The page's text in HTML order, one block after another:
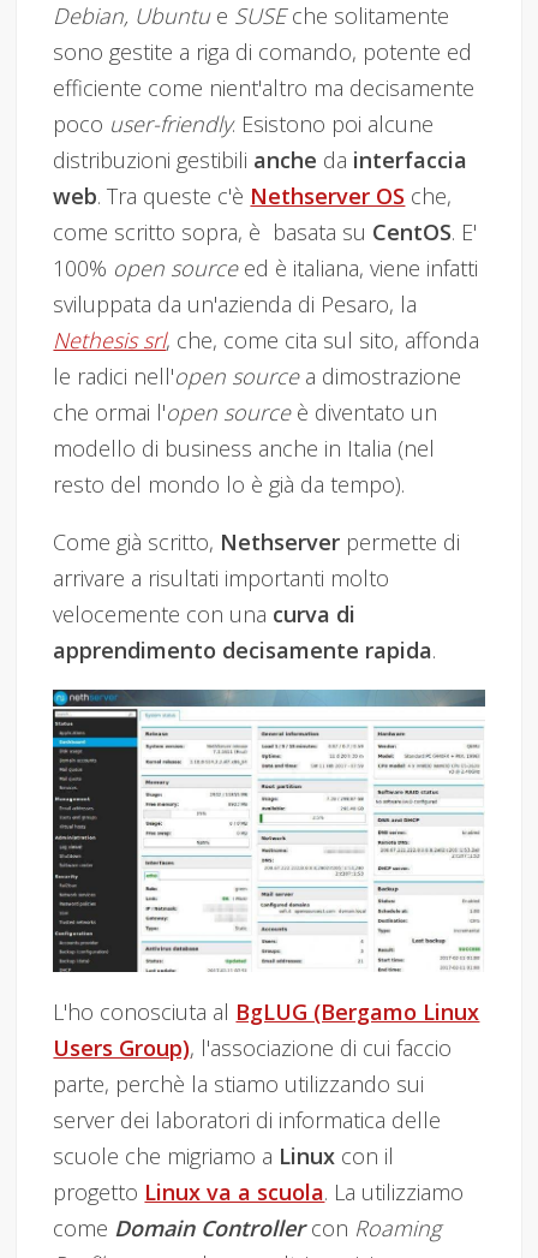
Debian, Ubuntue SUSEche solitamente
sono gestite a riga di comando, potente ed
efficiente come nient'altro ma decisamente
poco user-friendly. Esistono poi alcune
distribuzioni gestibili anche da interfaccia
web. Tra queste c'è Nethserver OS che,
come scritto sopra, è basata su CentOS. E'
100% open sourceed è italiana, viene infatti
sviluppata da un'azienda di Pesaro, la
Nethesis srl, che, come cita sul sito, affonda
le radici nell'open sourcea dimostrazione
che ormai l'open sourceè diventato un
modello di business anche in Italia (nel
resto del mondo lo è già da tempo).
Come già scritto, Nethserver permette di
arrivare a risultati importanti molto
velocemente con una curva di
apprendimento decisamente rapida.
L'ho conosciuta al BgLUG (Bergamo Linux
Users Group), l'associazione di cui faccio
parte, perchè la stiamo utilizzando sui
server dei laboratori di informatica delle
scuole che migriamo a Linux con il
progetto Linux va a scuola. La utilizziamo
come Domain Controllercon Roaming